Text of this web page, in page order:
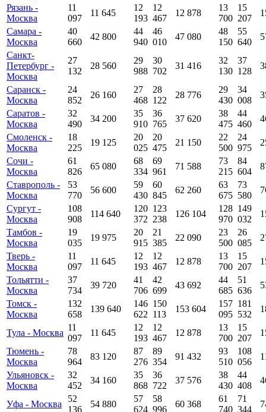
Рязань -
Москва
11
097
11 645
12
193
12
467
12 878
13
700
15
207
Самара -
Москва
40
660
42 800
44
940
46
010
47 080
48
150
55
640
Санкт-
Петербург -
Москва
27
132
28 560
29
988
30
702
31 416
32
130
37
128
Саранск -
Москва
24
852
26 160
27
468
28
122
28 776
29
430
34
008
Саратов -
Москва
32
490
34 200
35
910
36
765
37 620
38
475
44
460
Смоленск -
Москва
18
225
19 125
20
025
20
475
21 150
22
500
24
975
Сочи -
Москва
61
826
65 080
68
334
69
961
71 588
73
215
84
604
Ставрополь -
Москва
53
770
56 600
59
430
60
845
62 260
63
675
73
580
Сургут -
Москва
108
908
114 640
120
372
123
238
126 104
128
970
149
032
Тамбов -
Москва
19
035
19 975
20
915
21
385
22 090
23
500
26
085
Тверь -
Москва
11
097
11 645
12
193
12
467
12 878
13
700
15
207
Тольятти -
Москва
37
734
39 720
41
706
42
699
43 692
44
685
51
636
Томск -
Москва
132
658
139 640
146
622
150
113
153 604
157
095
181
532
Тула - Москва
11
097
11 645
12
193
12
467
12 878
13
700
15
207
Тюмень -
Москва
78
964
83 120
87
276
89
354
91 432
93
510
108
056
Ульяновск -
Москва
32
452
34 160
35
868
36
722
37 576
38
430
44
408
Уфа - Москва
52
136
54 880
57
624
58
996
60 368
61
740
71
344